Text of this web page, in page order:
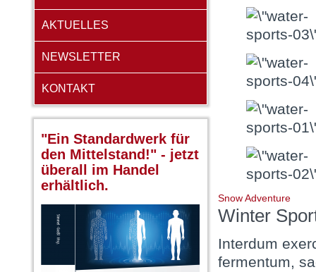
AKTUELLES
NEWSLETTER
KONTAKT
"Ein Standardwerk für
den Mittelstand!" - jetzt
überall im Handel
erhältlich.
Snow Adventure
Winter
Interdum
fermentum,